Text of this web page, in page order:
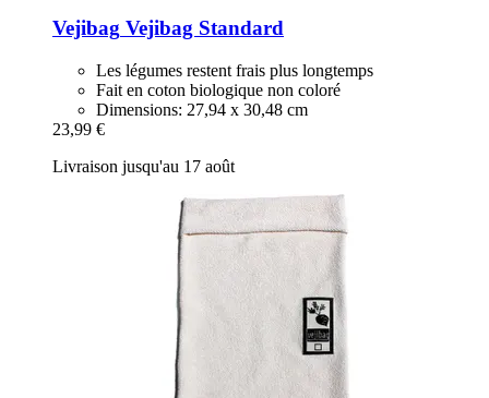
Vejibag Vejibag Standard
Les légumes restent frais plus longtemps
Fait en coton biologique non coloré
Dimensions: 27,94 x 30,48 cm
23,99 €
Livraison jusqu'au 17 août